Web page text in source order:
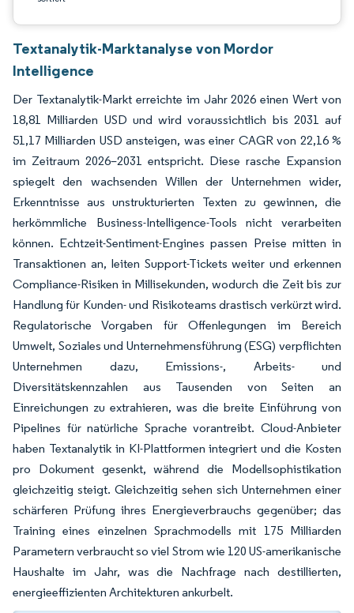
Textanalytik-Marktanalyse von Mordor
Intelligence
Der Textanalytik-Markt erreichte im Jahr 2026 einen Wert von
18,81 Milliarden USD und wird voraussichtlich bis 2031 auf
51,17 Milliarden USD ansteigen, was einer CAGR von 22,16 %
im Zeitraum 2026–2031 entspricht. Diese rasche Expansion
spiegelt den wachsenden Willen der Unternehmen wider,
Erkenntnisse aus unstrukturierten Texten zu gewinnen, die
herkömmliche Business-Intelligence-Tools nicht verarbeiten
können. Echtzeit-Sentiment-Engines passen Preise mitten in
Transaktionen an, leiten Support-Tickets weiter und erkennen
Compliance-Risiken in Millisekunden, wodurch die Zeit bis zur
Handlung für Kunden- und Risikoteams drastisch verkürzt wird.
Regulatorische Vorgaben für Offenlegungen im Bereich
Umwelt, Soziales und Unternehmensführung (ESG) verpflichten
Unternehmen dazu, Emissions-, Arbeits- und
Diversitätskennzahlen aus Tausenden von Seiten an
Einreichungen zu extrahieren, was die breite Einführung von
Pipelines für natürliche Sprache vorantreibt. Cloud-Anbieter
haben Textanalytik in KI-Plattformen integriert und die Kosten
pro Dokument gesenkt, während die Modellsophistikation
gleichzeitig steigt. Gleichzeitig sehen sich Unternehmen einer
schärferen Prüfung ihres Energieverbrauchs gegenüber; das
Training eines einzelnen Sprachmodells mit 175 Milliarden
Parametern verbraucht so viel Strom wie 120 US-amerikanische
Haushalte im Jahr, was die Nachfrage nach destillierten,
energieeffizienten Architekturen ankurbelt.